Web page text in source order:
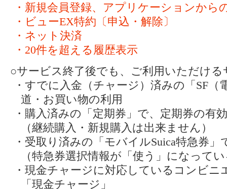
・新規会員登録、アプリケーションから
・ビューEX特約〔申込・解除〕
・ネット決済
・20件を超える履歴表示
○サービス終了後でも、ご利用いただける
・すでに入金（チャージ）済みの「SF（
道・お買い物の利用
・購入済みの「定期券」で、定期券の有
（継続購入・新規購入は出来ません）
・受取り済みの「モバイルSuica特急券」
（特急券選択情報が「使う」になって
・現金チャージに対応しているコンビ
「現金チャージ」